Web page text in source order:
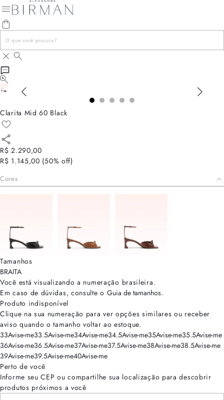
Clarita Mid 60 Black
R$ 2.290,00
R$ 1.145,00 (50% off)
Cores
Tamanhos
BRAITA
Você está visualizando a numeração brasileira.
Em caso de dúvidas, consulte o Guia de tamanhos.
Produto indisponível
Clique na sua numeração para ver opções similares ou receber
aviso quando o tamanho voltar ao estoque.
33Avise-me33.5Avise-me34Avise-me34.5Avise-me35Avise-me35.5Avise-me
36Avise-me36.5Avise-me37Avise-me37.5Avise-me38Avise-me38.5Avise-me
39Avise-me39.5Avise-me40Avise-me
Perto de você
Informe seu CEP ou compartilhe sua localização para descobrir
produtos próximos a você